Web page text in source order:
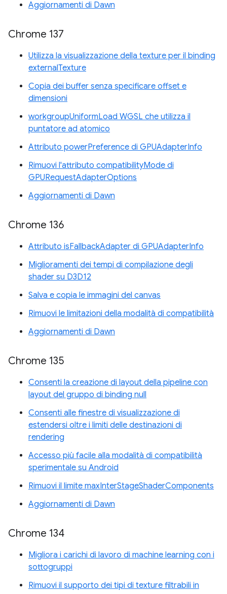
Aggiornamenti di Dawn
Chrome 137
Utilizza la visualizzazione della texture per il binding
externalTexture
Copia dei buffer senza specificare offset e
dimensioni
workgroupUniformLoad WGSL che utilizza il
puntatore ad atomico
Attributo powerPreference di GPUAdapterInfo
Rimuovi l'attributo compatibilityMode di
GPURequestAdapterOptions
Aggiornamenti di Dawn
Chrome 136
Attributo isFallbackAdapter di GPUAdapterInfo
Miglioramenti dei tempi di compilazione degli
shader su D3D12
Salva e copia le immagini del canvas
Rimuovi le limitazioni della modalità di compatibilità
Aggiornamenti di Dawn
Chrome 135
Consenti la creazione di layout della pipeline con
layout del gruppo di binding null
Consenti alle finestre di visualizzazione di
estendersi oltre i limiti delle destinazioni di
rendering
Accesso più facile alla modalità di compatibilità
sperimentale su Android
Rimuovi il limite maxInterStageShaderComponents
Aggiornamenti di Dawn
Chrome 134
Migliora i carichi di lavoro di machine learning con i
sottogruppi
Rimuovi il supporto dei tipi di texture filtrabili in